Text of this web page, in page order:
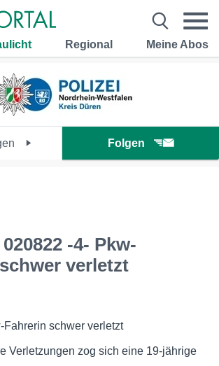
Regional Meine Abos
Folgen
-4- Pkw-
verletzt
Fahrerin schwer verletzt
Verletzungen zog sich eine 19-jährige